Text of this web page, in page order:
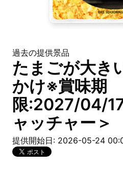
過去の提供景品
たまごが大き
かけ※賞味期
限:2027/04/
ャッチャー＞
提供開始日: 2026-05-24